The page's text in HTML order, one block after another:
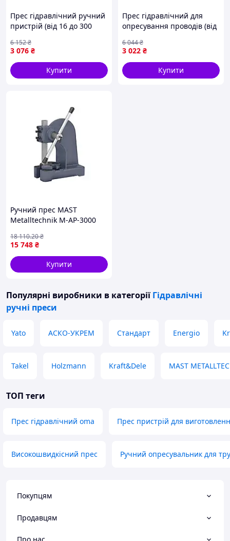
Прес гідравлічний ручний
пристрій (від 16 до 300
для обтискання
наконечників, CQS
3 076 ₴
6 152₴
Купити
Прес гідравлічний для
опресування проводів (від
гідропрес для
опресування, XMU
3 022 ₴
6 044₴
Купити
Ручний прес MAST
Metalltechnik M-AP-3000
запресовування
підшипників та
випресовування
15 748 ₴
18 110.20₴
Купити
Популярні виробники в категорії Гідравлічні
ручні преси
Yato АСКО-УКРЕМ Стандарт Energio
Takel Holzmann Kraft&Dele MAST
ТОП теги
Прес гідравлічний oma Прес пристрій для
Високошвидкісний прес Ручний опресувальник для
Покупцям
Продавцям